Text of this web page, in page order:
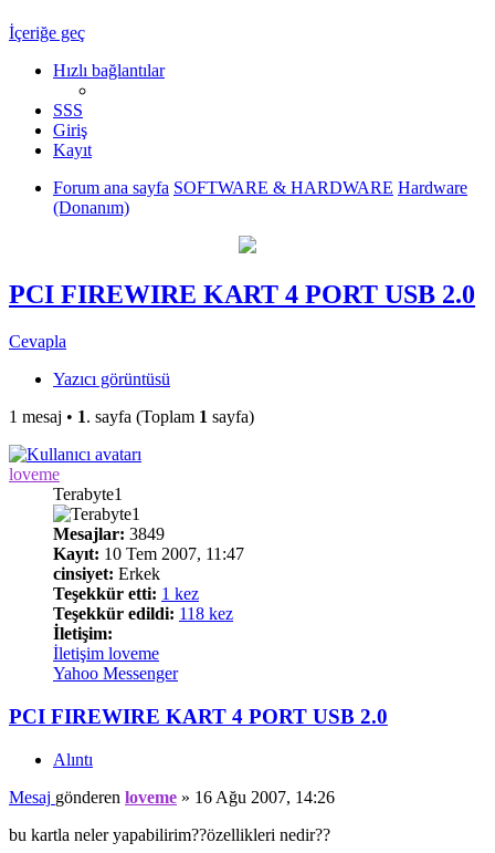
İçeriğe geç
Hızlı bağlantılar
SSS
Giriş
Kayıt
Forum ana sayfa SOFTWARE & HARDWARE Hardware
(Donanım)
PCI FIREWIRE KART 4 PORT USB 2.0
Cevapla
Yazıcı görüntüsü
1 mesaj • 1. sayfa (Toplam 1 sayfa)
loveme
Terabyte1
Mesajlar: 3849
Kayıt: 10 Tem 2007, 11:47
cinsiyet: Erkek
Teşekkür etti: 1 kez
Teşekkür edildi: 118 kez
İletişim:
İletişim loveme
Yahoo Messenger
PCI FIREWIRE KART 4 PORT USB 2.0
Alıntı
Mesaj gönderen loveme » 16 Ağu 2007, 14:26
bu kartla neler yapabilirim??özellikleri nedir??